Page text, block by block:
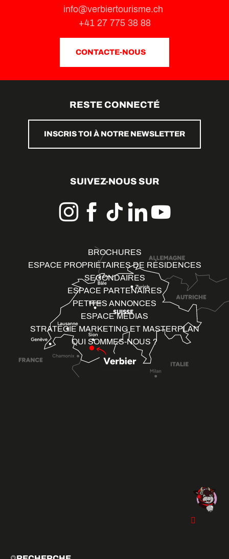
info@verbiertourisme.ch
+41 27 775 38 88
CONTACTE-NOUS
RESTE CONNECTÉ
INSCRIS TOI À NOTRE NEWSLETTER
SUIVEZ-NOUS SUR
BROCHURES
ESPACE PROPRIÉTAIRES DE RÉSIDENCES
SECONDAIRES
ESPACE PARTENAIRES
PETITES ANNONCES
ESPACE MÉDIAS
STRATÉGIE MARKETING ET MASTERPLAN
QUI SOMMES-NOUS ?